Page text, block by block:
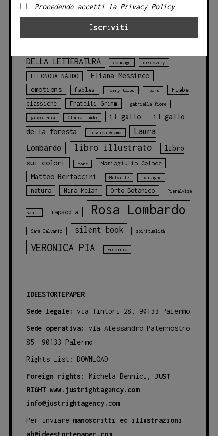
Angelo Bruno animali
animals balene
DELLA LETTERATURA
courage discovery
ELEONORA NARDO
Eliana Messineo
emotions
fables fairy tales fears
Fiabe
classiche
Fratelli Grimm gabriella fiore
giocoleria Gloria Tundo il gallo
il gallo
della foresta
Jessica Adamo
Laura
Lombardo
libro illustrato
libro
sui colori
mare Mariagiulia Colace
Matteo Bertaccini Melville montagne
natura Nina Melan Orto Botanico Pieralvise
Santi rapsodia Rosa Lombardo
Sara Calvario silent book spiritualità
VERONICA PIA vucciria
IDEESTORTEPAPER
Sede legale: via Tintori 28, 90133 Palermo
Sede operativa:
via Alessandro Paternostro
85, 90133 Palermo
Rights List: DOWNLOAD
Foreign rights : Michela Bennici, JUST
RIGHT www.justrightagency.com
info@justrightagency.com
Per inviare manoscritti ed illustrazioni
ab@ideestortepaper.com
Procedendo accetti la Privacy Policy